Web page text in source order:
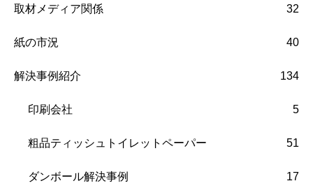
取材メディア関係 32
紙の市況 40
解決事例紹介 134
印刷会社 5
粗品ティッシュトイレットペーパー 51
ダンボール解決事例 17